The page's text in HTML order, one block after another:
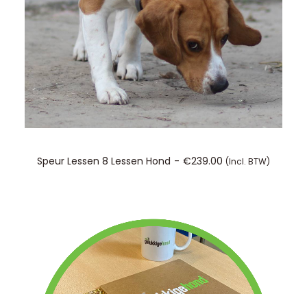
TOEVOEGEN AAN WINKELWAGEN
Speur Lessen 8 Lessen Hond €239.00 (incl. BTW)